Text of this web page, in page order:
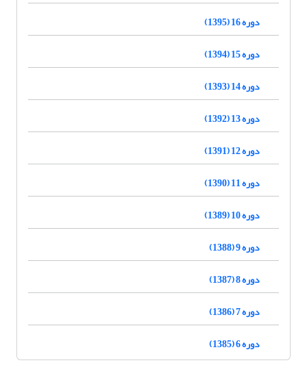
دوره 16 (1395)
دوره 15 (1394)
دوره 14 (1393)
دوره 13 (1392)
دوره 12 (1391)
دوره 11 (1390)
دوره 10 (1389)
دوره 9 (1388)
دوره 8 (1387)
دوره 7 (1386)
دوره 6 (1385)